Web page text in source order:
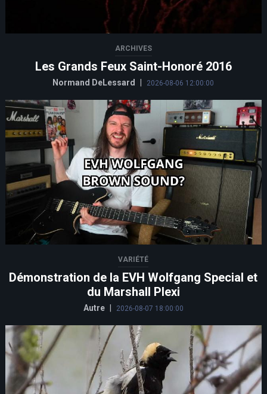
ARCHIVES
Les Grands Feux Saint-Honoré 2016
Normand DeLessard 2026-08-06 12:00:00
VARIÉTÉ
Démonstration de la EVH Wolfgang Special et
du Marshall Plexi
Autre | 2026-08-07 18:00:00